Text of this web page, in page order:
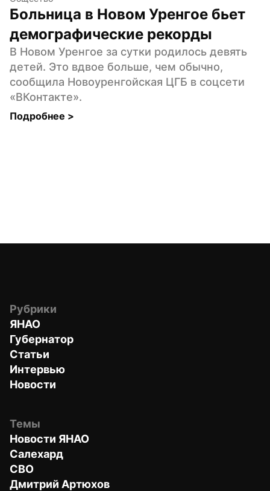
Больница в Новом Уренгое бьет
демографические рекорды
В Новом Уренгое за сутки родилось девять
детей. Это вдвое больше, чем обычно,
сообщила Новоуренгойская ЦГБ в соцсети
«ВКонтакте».
Подробнее >
Рубрики
ЯНАО
Губернатор
Статьи
Интервью
Новости
Темы
Новости ЯНАО
Салехард
СВО
Дмитрий Артюхов